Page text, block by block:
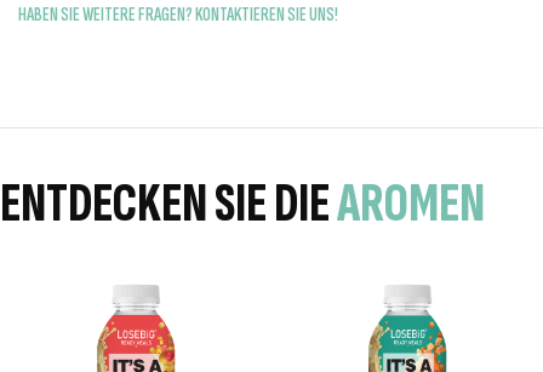
HABEN SIE WEITERE FRAGEN? KONTAKTIEREN SIE UNS!
ENTDECKEN SIE DIEAROMEN